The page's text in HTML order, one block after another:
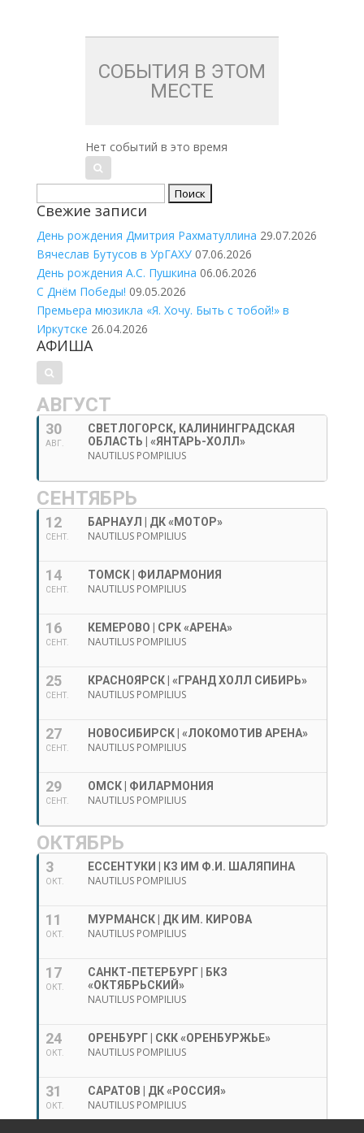
СОБЫТИЯ В ЭТОМ
МЕСТЕ
Нет событий в это время
Свежие записи
День рождения Дмитрия Рахматуллина 29.07.2026
Вячеслав Бутусов в УрГАХУ 07.06.2026
День рождения А.С. Пушкина 06.06.2026
С Днём Победы! 09.05.2026
Премьера мюзикла «Я. Хочу. Быть с тобой!» в
Иркутске 26.04.2026
АФИША
АВГУСТ
30
АВГ.
СВЕТЛОГОРСК, КАЛИНИНГРАДСКАЯ
ОБЛАСТЬ | «ЯНТАРЬ-ХОЛЛ»
NAUTILUS POMPILIUS
СЕНТЯБРЬ
12
СЕНТ.
БАРНАУЛ | ДК «МОТОР»
NAUTILUS POMPILIUS
14
СЕНТ.
ТОМСК | ФИЛАРМОНИЯ
NAUTILUS POMPILIUS
16
СЕНТ.
КЕМЕРОВО | СРК «АРЕНА»
NAUTILUS POMPILIUS
25
СЕНТ.
КРАСНОЯРСК | «ГРАНД ХОЛЛ СИБИРЬ»
NAUTILUS POMPILIUS
27
СЕНТ.
НОВОСИБИРСК | «ЛОКОМОТИВ АРЕНА»
NAUTILUS POMPILIUS
29
СЕНТ.
ОМСК | ФИЛАРМОНИЯ
NAUTILUS POMPILIUS
ОКТЯБРЬ
3
ОКТ.
ЕССЕНТУКИ | КЗ ИМ Ф.И. ШАЛЯПИНА
NAUTILUS POMPILIUS
11
ОКТ.
МУРМАНСК | ДК ИМ. КИРОВА
NAUTILUS POMPILIUS
17
ОКТ.
САНКТ-ПЕТЕРБУРГ | БКЗ
«ОКТЯБРЬСКИЙ»
NAUTILUS POMPILIUS
24
ОКТ.
ОРЕНБУРГ | СКК «ОРЕНБУРЖЬЕ»
NAUTILUS POMPILIUS
31
ОКТ.
САРАТОВ | ДК «РОССИЯ»
NAUTILUS POMPILIUS